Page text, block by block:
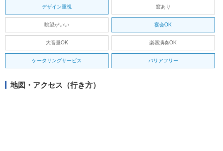
デザイン重視 窓あり
眺望がいい 宴会OK
大音量OK 楽器演奏OK
ケータリングサービス バリアフリー
地図・アクセス（行き方）